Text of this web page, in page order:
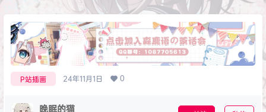
P站插画 24年11月1日 0
晚眠的猫